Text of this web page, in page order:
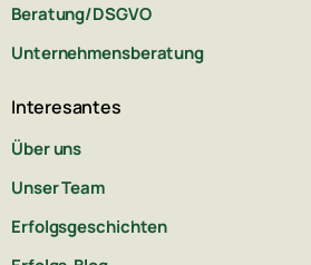
Interesantes
Über uns
Unser Team
Erfolgsgeschichten
Beratung/DSGVO
Unternehmensberatung